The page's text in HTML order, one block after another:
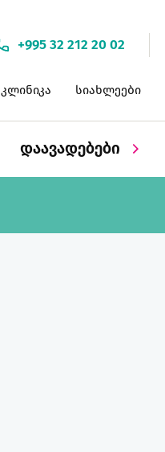
+995 32 212 20 02
კლინიკა სიახლეები
დაავადებები